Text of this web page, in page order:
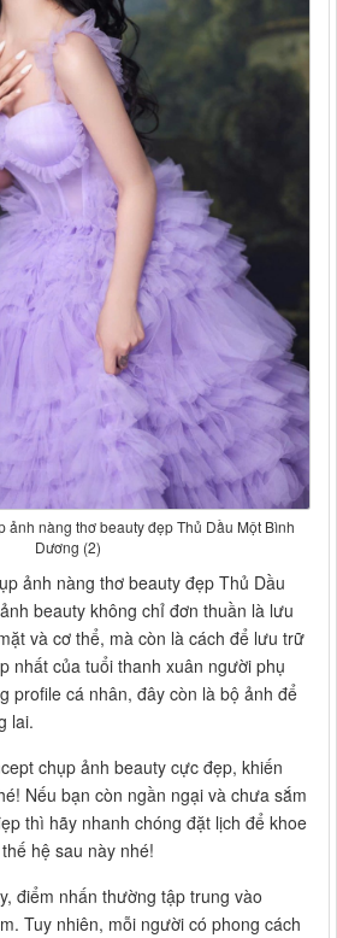
ảnh nàng thơ beauty đẹp Thủ Dầu Một Bình
Dương (2)
ảnh nàng thơ beauty đẹp Thủ Dầu
beauty không chỉ đơn thuần là lưu
và cơ thể, mà còn là cách để lưu trữ
nhất của tuổi thanh xuân người phụ
profile cá nhân, đây còn là bộ ảnh để
lai.
chụp ảnh beauty cực đẹp, khiến
Nếu bạn còn ngần ngại và chưa sắm
thì hãy nhanh chóng đặt lịch để khoe
hệ sau này nhé!
điểm nhấn thường tập trung vào
Tuy nhiên, mỗi người có phong cách